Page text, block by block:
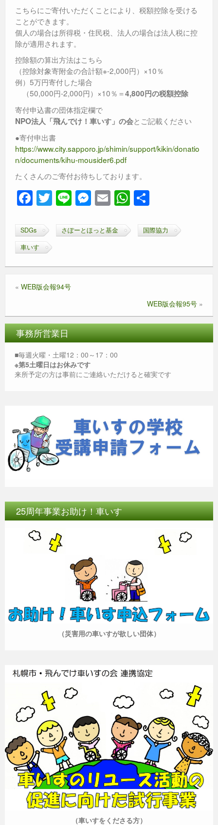
こちらにご寄付いただくことにより、税額控除を受ける
ことができます。
個人の場合は所得税・住民税、法人の場合は法人税に控
除が適用されます。
控除額の算出方法はこちら
（控除対象寄附金の合計額※-2,000円）×10％
例）5万円寄付した場合
（50,000円-2,000円）×10％＝4,800円の税額控除
寄付申込書の団体指定欄で
NPO法人「飛んでけ！車いす」の会とご記載ください
●寄付申出書
https://www.city.sapporo.jp/shimin/support/kikin/donatio
n/documents/kihu-mousider6.pdf
たくさんのご寄付お待ちしております。
F
a
c
e
b
o
T
wi
Li
n
e
M
e
ss
E
m
ail
W
h
at
SDGs さぽーとほっと基金
国際協力
車いす
« WEB版会報94号
WEB版会報95号 »
事務所営業日
■毎週火曜・土曜12：00～17：00
※第5土曜日はお休みです
来所予定の方は事前にご連絡いただけると確実です
25周年事業お助け！車いす
（災害用の車いすが欲しい団体）
（車いすをくださる方）